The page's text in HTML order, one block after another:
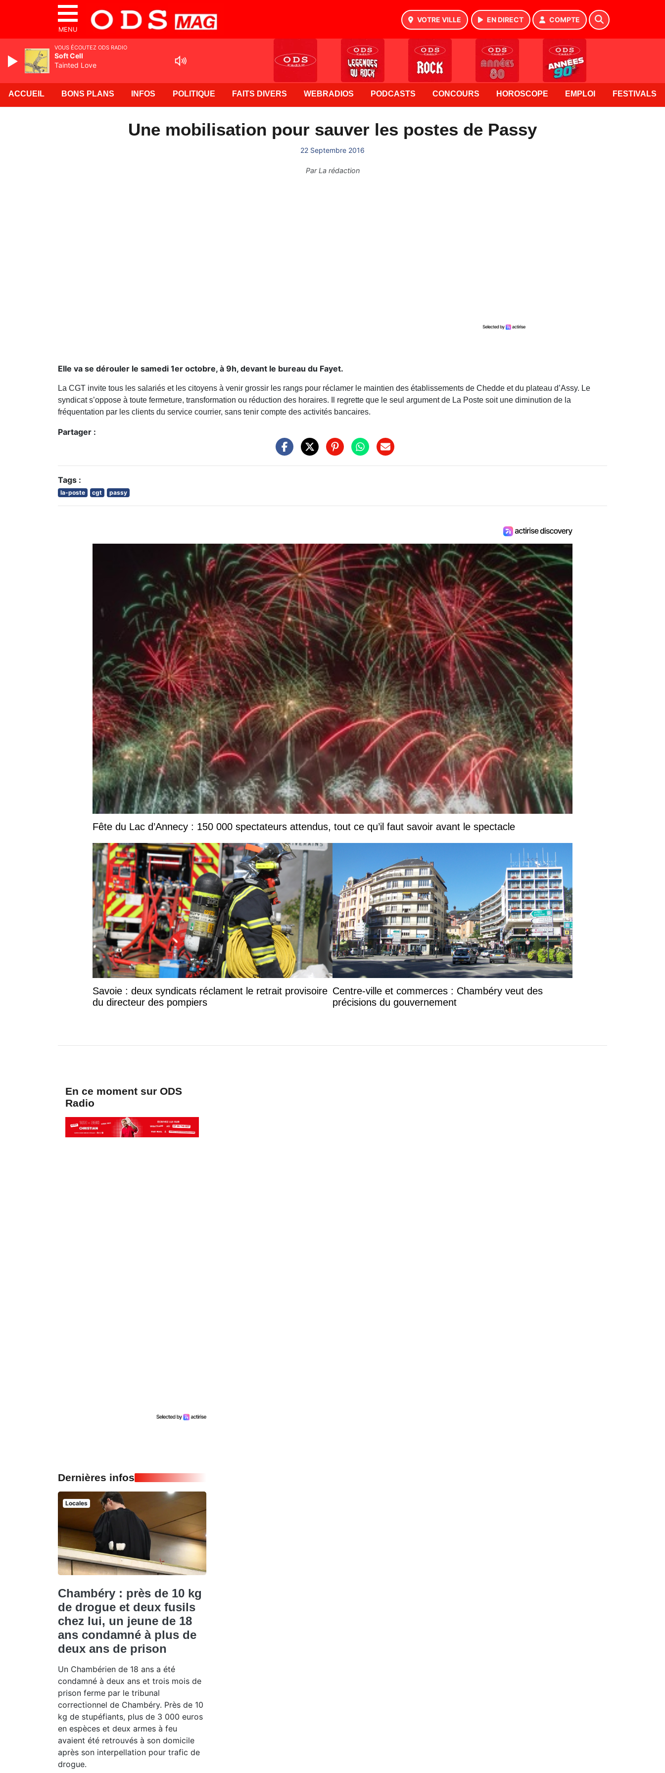
MENU
VOTRE VILLE EN DIRECT COMPTE
ACCUEIL BONS PLANS INFOS POLITIQUE FAITS DIVERS WEBRADIOS PODCASTS CONCOURS HOROSCOPE EMPLOI FESTIVALS
Une mobilisation pour sauver les postes de Passy
22 Septembre 2016
ParLa rédaction
Elle va se dérouler le samedi 1er octobre, à 9h, devant le bureau du Fayet.
La CGT invite tous les salariés et les citoyens à venir grossir les rangs pour réclamer le maintien des établissements de Chedde et du plateau d’Assy. Le
syndicat s’oppose à toute fermeture, transformation ou réduction des horaires. Il regrette que le seul argument de La Poste soit une diminution de la
fréquentation par les clients du service courrier, sans tenir compte des activités bancaires.
Partager :
Tags :
la-poste cgt passy
Fête du Lac d’Annecy : 150 000 spectateurs attendus, tout ce qu’il faut savoir avant le spectacle
Savoie : deux syndicats réclament le retrait provisoire
du directeur des pompiers
Centre-ville et commerces : Chambéry veut des
précisions du gouvernement
En ce moment sur ODS
Radio
Dernières infos
Locales
Chambéry : près de 10 kg
de drogue et deux fusils
chez lui, un jeune de 18
ans condamné à plus de
deux ans de prison
Un Chambérien de 18 ans a été
condamné à deux ans et trois mois de
prison ferme par le tribunal
correctionnel de Chambéry. Près de 10
kg de stupéfiants, plus de 3 000 euros
en espèces et deux armes à feu
avaient été retrouvés à son domicile
après son interpellation pour trafic de
drogue.
VOUS ÉCOUTEZ ODS RADIO
Soft Cell
Tainted Love